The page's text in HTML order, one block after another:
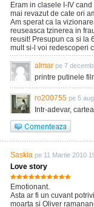
Eram in clasele I-IV
mai revazut de cate ori
Am sperat ca la
reuseasca tzinerea in
reusit! Presupun ca si la
mult si-l voi redescoperi
almar pe 7
printre putinele
ro200755 pe 5
Intr-adevar,
Saskia pe 11 Martie 2010
Love story
Emotionant.
Asta ar fi un cuvant
moarta si Oliver